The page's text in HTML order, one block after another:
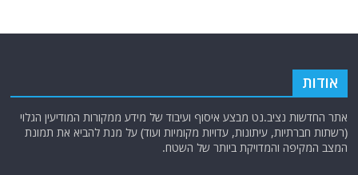
הפלסטיניתחות'ים
חמאסטורקיה
טכנולוגיה
ירדןישראל
כטב"מים כלכלה
סקירות תשתית